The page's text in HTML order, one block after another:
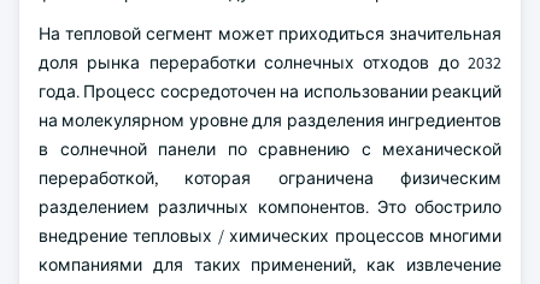
На тепловой сегмент может приходиться значительная
доля рынка переработки солнечных отходов до 2032
года. Процесс сосредоточен на использовании реакций
на молекулярном уровне для разделения ингредиентов
в солнечной панели по сравнению с механической
переработкой, которая ограничена физическим
разделением различных компонентов. Это обострило
внедрение тепловых / химических процессов многими
компаниями для таких применений, как извлечение